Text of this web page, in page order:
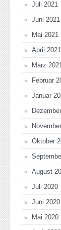
Juli 2021
Juni 2021
Mai 2021
April 2021
März
Februar
Januar
Oktober
August
Juli 2020
Juni 2020
Mai 2020